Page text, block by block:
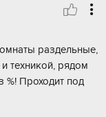
раздельные,
техникой, рядом
%! Проходит под